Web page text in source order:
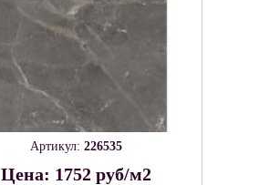
Артикул: 226535
Цена: 1752 руб/м2